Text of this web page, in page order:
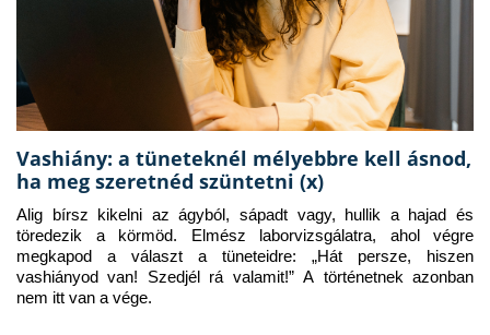
Vashiány: a tüneteknél mélyebbre kell ásnod,
ha meg szeretnéd szüntetni (x)
Alig bírsz kikelni az ágyból, sápadt vagy, hullik a hajad és
töredezik a körmöd. Elmész laborvizsgálatra, ahol végre
megkapod a választ a tüneteidre: „Hát persze, hiszen
vashiányod van! Szedjél rá valamit!” A történetnek azonban
nem itt van a vége.